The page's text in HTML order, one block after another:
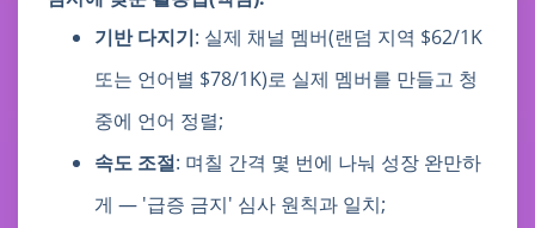
기반 다지기: 실제 채널 멤버(랜덤 지역 $62/1K
또는 언어별 $78/1K)로 실제 멤버를 만들고 청
중에 언어 정렬;
속도 조절: 며칠 간격 몇 번에 나눠 성장 완만하
게 — '급증 금지' 심사 원칙과 일치;